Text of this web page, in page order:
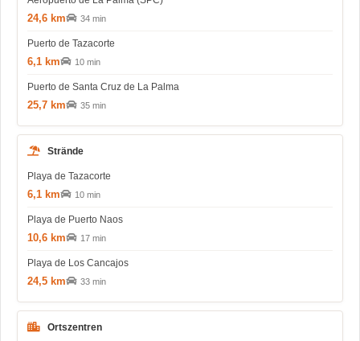
24,6 km 34 min
Puerto de Tazacorte
6,1 km 10 min
Puerto de Santa Cruz de La Palma
25,7 km 35 min
Strände
Playa de Tazacorte
6,1 km 10 min
Playa de Puerto Naos
10,6 km 17 min
Playa de Los Cancajos
24,5 km 33 min
Ortszentren